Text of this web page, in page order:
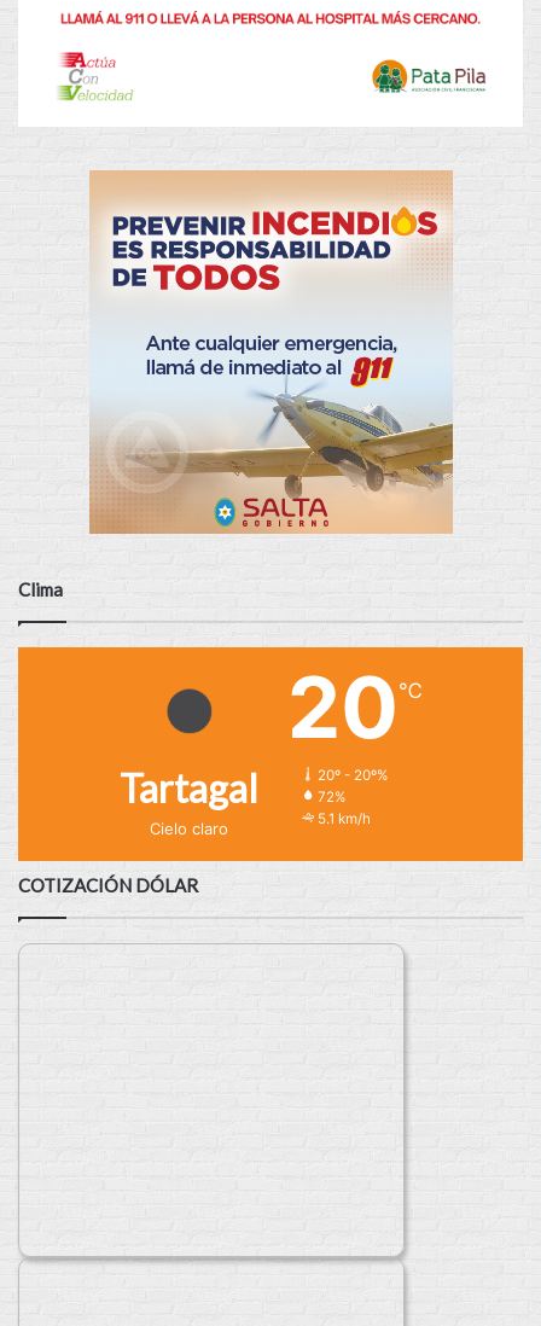
Clima
Tartagal
Cielo claro
20 ℃
20º - 20º%
72%
5.1 km/h
COTIZACIÓN DÓLAR